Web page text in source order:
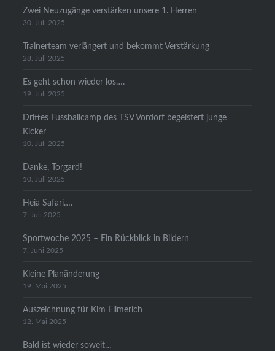
Zwei Neuzugänge verstärken unsere 1. Herren
30. Juli 2025
Trainerteam verlängert und bekommt Verstärkung
28. Juli 2025
Es geht schon wieder los….
19. Juli 2025
Drittes Fussballcamp des TSV Vordorf begeistert junge
Kicker
10. Juli 2025
Danke, Torgard!
10. Juli 2025
Heia Safari….
7. Juli 2025
Sportwoche 2025 – Ein Rückblick in Bildern
7. Juni 2025
Kleine Planänderung
19. Mai 2025
Auszeichnung für Kim Ellmerich
12. Mai 2025
Bald ist wieder soweit…